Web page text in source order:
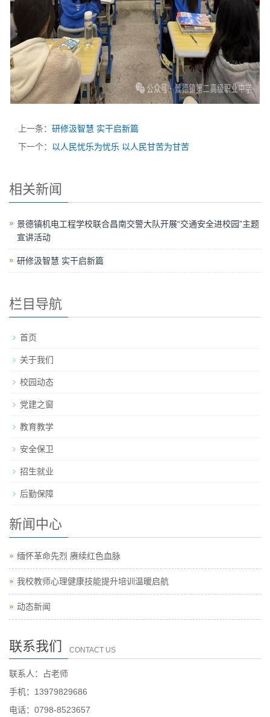
上一条： 研修汲智慧 实干启新篇
下一个： 以人民忧乐为忧乐 以人民甘苦为甘苦
相关新闻
景德镇机电工程学校联合昌南交警大队开展“交通安全进校园”主题
宣讲活动
研修汲智慧 实干启新篇
栏目导航
首页
关于我们
校园动态
党建之窗
教育教学
安全保卫
招生就业
后勤保障
新闻中心
缅怀革命先烈 赓续红色血脉
我校教师心理健康技能提升培训温暖启航
动态新闻
联系我们 CONTACT US
联系人：占老师
手机：13979829686
电话：0798-8523657